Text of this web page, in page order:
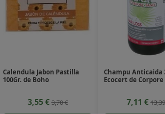
Calendula Jabon Pastilla
100Gr. de Boho
3,55 €3,70 €
Champu Anticaida
Ecocert de Corpore
7,11 €